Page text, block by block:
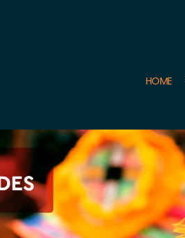
HOME